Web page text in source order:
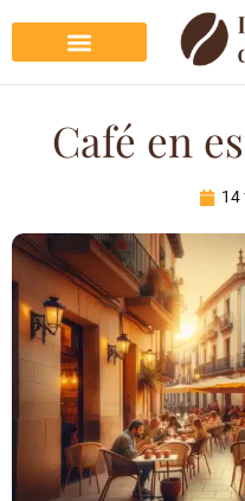
Café en
14